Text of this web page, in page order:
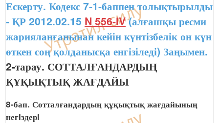
Ескерту. Кодекс 7-1-баппен толықтырылды
- ҚР 2012.02.15 N 556-IV(алғашқы ресми
жарияланғанынан кейін күнтізбелік он күн
өткен соң қолданысқа енгізіледі) Заңымен.
2-тарау. СОТТАЛҒАНДАРДЫҢ
ҚҰҚЫҚТЫҚ ЖАҒДАЙЫ
8-бап. Сотталғандардың құқықтық жағдайының
негiздерi